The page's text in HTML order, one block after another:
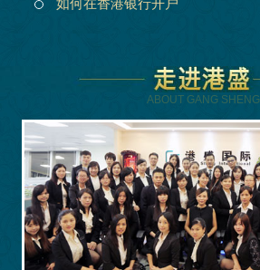
如何在香港银行开户
ABOUT GANG SHENG